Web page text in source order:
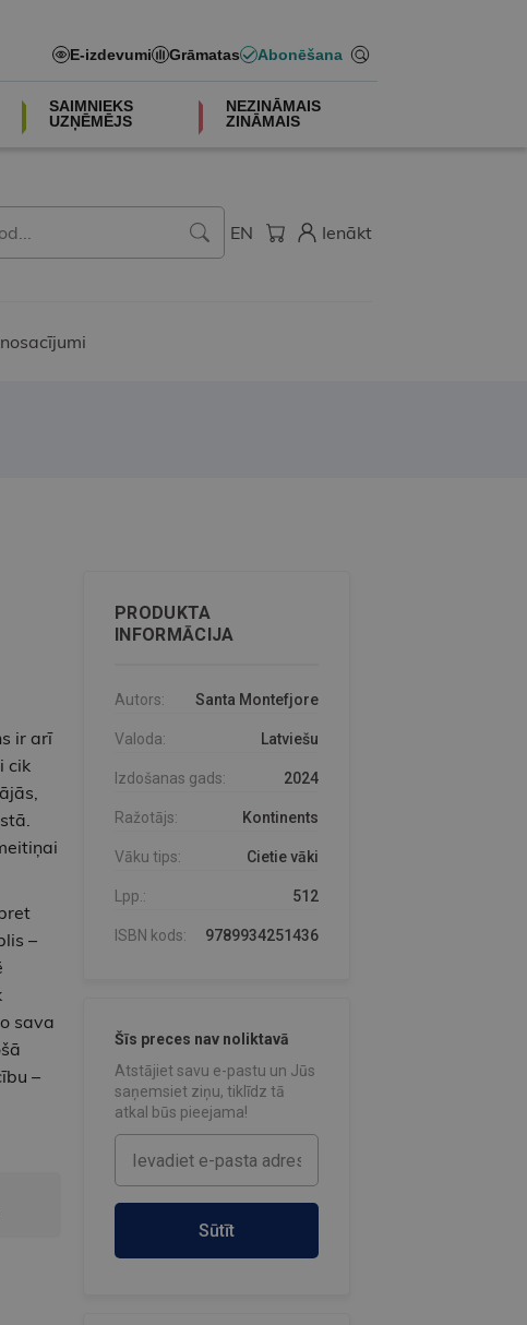
E-izdevumi Grāmatas Abonēšana
SAIMNIEKS
UZŅĒMĒJS
NEZINĀMAIS
ZINĀMAIS
EN Ienākt
ir arī
cik
–
sava
–
PRODUKTA
INFORMĀCIJA
Autors: Santa Montefjore
Valoda: Latviešu
Izdošanas gads: 2024
Ražotājs: Kontinents
Vāku tips: Cietie vāki
Lpp.: 512
ISBN kods: 9789934251436
Šīs preces nav noliktavā
Atstājiet savu e-pastu un Jūs
saņemsiet ziņu, tiklīdz tā
atkal būs pieejama!
Sūtīt